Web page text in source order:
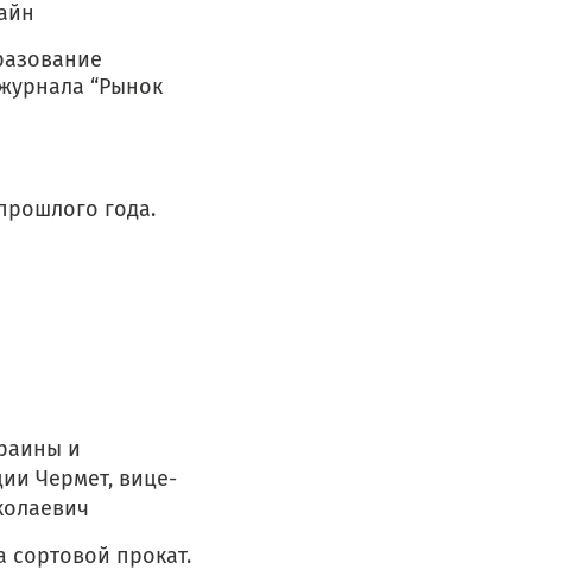
“Рынок
года.
и
Чермет, вице-
прокат.